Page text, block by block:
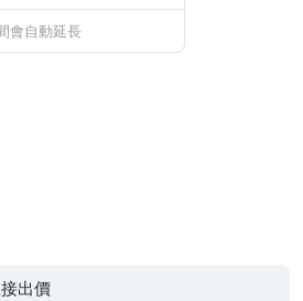
會自動延長
出價